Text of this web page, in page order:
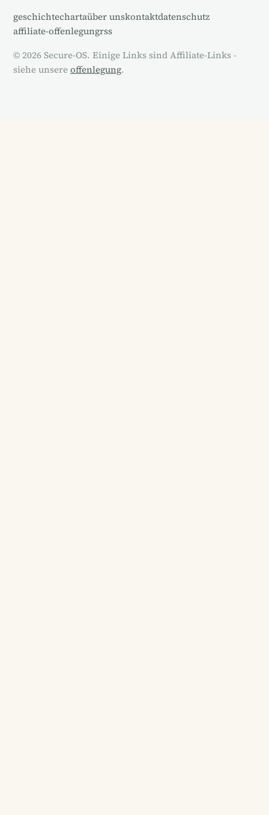
geschichtechartaüber unskontaktdatenschutz
affiliate-offenlegungrss
© 2026 Secure-OS. Einige Links sind Affiliate-Links -
siehe unsereoffenlegung.